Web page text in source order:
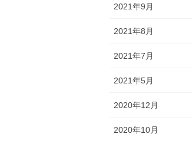
2021年9月
2021年8月
2021年7月
2021年5月
2020年12月
2020年10月